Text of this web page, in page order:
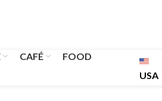
CAFÉ FOOD
USA